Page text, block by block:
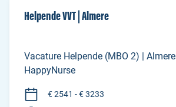
Helpende VVT | Almere
Vacature Helpende (MBO 2) | Almere |
HappyNurse
€ 2541 - € 3233